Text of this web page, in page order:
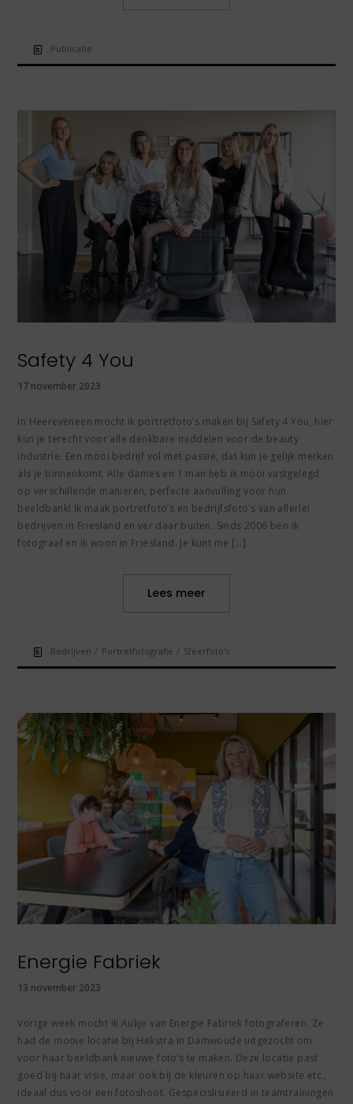
Publicatie
Safety 4 You
17 november 2023
In Heereveneen mocht ik portretfoto’s maken bij Safety 4 You, hier
kun je terecht voor alle denkbare middelen voor de beauty
industrie. Een mooi bedrijf vol met passie, dat kun je gelijk merken
als je binnenkomt. Alle dames en 1 man heb ik mooi vastgelegd
op verschillende manieren, perfecte aanvulling voor hun
beeldbank! Ik maak portretfoto’s en bedrijfsfoto’s van allerlei
bedrijven in Friesland en ver daar buiten. Sinds 2006 ben ik
fotograaf en ik woon in Friesland. Je kunt me […]
Lees meer
Bedrijven / Portretfotografie / Sfeerfoto's
Energie Fabriek
13 november 2023
Vorige week mocht ik Aukje van Energie Fabriek fotograferen. Ze
had de mooie locatie bij Hekstra in Damwoude uitgezocht om
voor haar beeldbank nieuwe foto’s te maken. Deze locatie past
goed bij haar visie, maar ook bij de kleuren op haar website etc.,
ideaal dus voor een fotoshoot. Gespecislisieerd in teamtrainingen